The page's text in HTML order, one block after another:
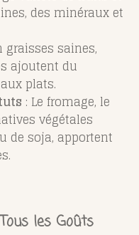
des minéraux et
graisses saines,
ajoutent du
plats.
: Le fromage, le
végétales
de soja, apportent
les Goûts